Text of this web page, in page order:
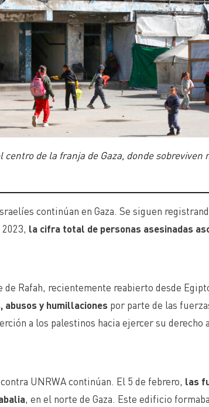
centro de la franja de Gaza, donde
continúan en Gaza. Se siguen
la cifra total de personas asesinadas
de Rafah, recientemente reabierto desde
y humillaciones por parte de las
a los palestinos hacia ejercer su derecho
UNRWA continúan. El 5 de febrero, las
, en el norte de Gaza. Este edificio